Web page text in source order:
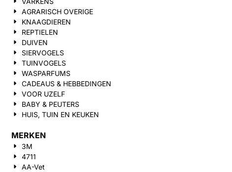
AGRARISCH OVERIGE
KNAAGDIEREN
REPTIELEN
DUIVEN
SIERVOGELS
TUINVOGELS
WASPARFUMS
CADEAUS & HEBBEDINGEN
VOOR UZELF
BABY & PEUTERS
HUIS, TUIN EN KEUKEN
MERKEN
3M
4711
AA-Vet